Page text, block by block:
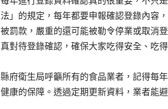
法」的規定，每年都要申報確認登錄內容
被罰款，嚴重的還可能被勒令停業或取消
真對待登錄確認，確保大家吃得安全、吃得
縣府衛生局呼籲所有的食品業者，記得每
健康的保障。透過定期更新資料，業者能